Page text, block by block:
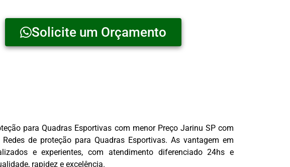
Solicite um Orçamento
para Quadras Esportivas com menor Preço Jarinu SP com
de proteção para Quadras Esportivas. As vantagem em
e experientes, com atendimento diferenciado 24hs e
rapidez e excelência.